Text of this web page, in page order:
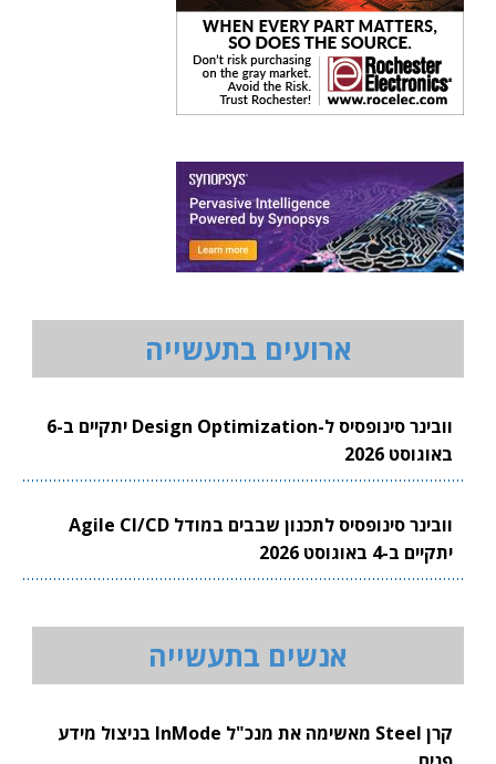
ארועים בתעשייה
וובינר סינופסיס ל-Design Optimization יתקיים ב-6
באוגוסט 2026
וובינר סינופסיס לתכנון שבבים במודל Agile CI/CD
יתקיים ב-4 באוגוסט 2026
אנשים בתעשייה
קרן Steel מאשימה את מנכ"ל InMode בניצול מידע